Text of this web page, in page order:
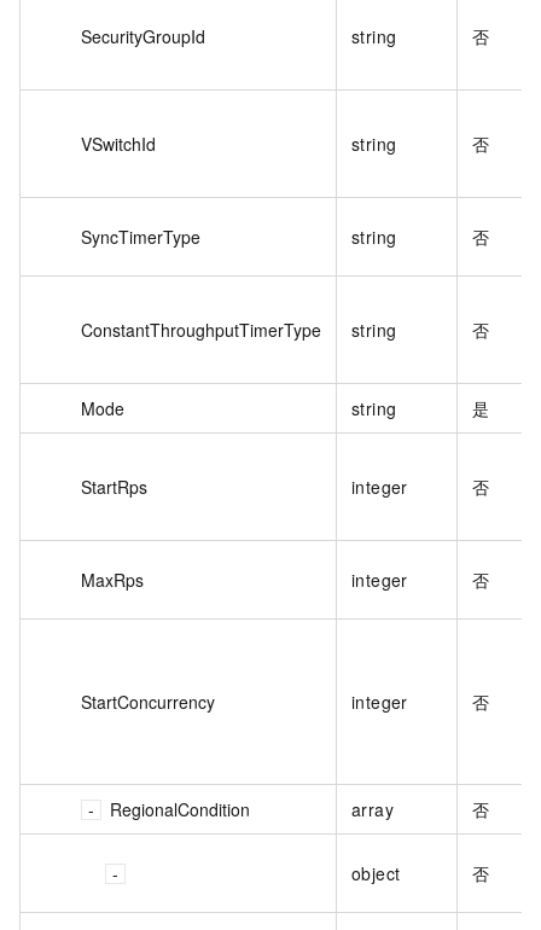
SecurityGroupId string 否
VSwitchId string 否
SyncTimerType string 否
ConstantThroughputTimerType string 否
Mode string 是
StartRps integer 否
MaxRps integer 否
StartConcurrency integer 否
RegionalCondition array 否
object 否